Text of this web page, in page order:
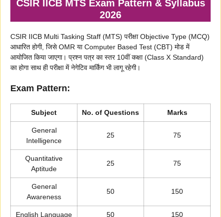
CSIR IICB MTS Exam Pattern & Syllabus
2026
CSIR IICB Multi Tasking Staff (MTS) परीक्षा Objective Type (MCQ)
आधारित होगी, जिसे OMR या Computer Based Test (CBT) मोड में
आयोजित किया जाएगा। प्रश्न पत्र का स्तर 10वीं कक्षा (Class X Standard)
का होगा साथ ही परीक्षा में नेगेटिव मार्किंग भी लागू रहेगी।
Exam Pattern:
Subject No. of Questions Marks
General
Intelligence
25 75
Quantitative
Aptitude
25 75
General
Awareness
50 150
English Language 50 150